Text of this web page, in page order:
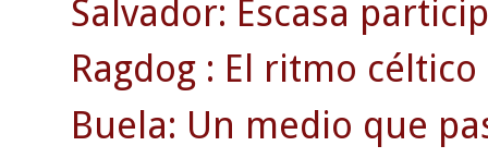
Salvador: Escasa
Ragdog : El ritmo céltico
Buela: Un medio que